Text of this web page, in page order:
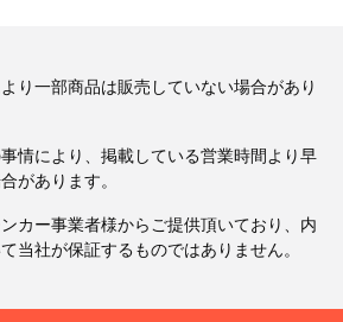
り一部商品は販売していない場合があり
情により、掲載している営業時間より早
があります。
カー事業者様からご提供頂いており、内
当社が保証するものではありません。